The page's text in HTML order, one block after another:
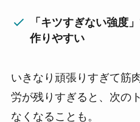
「キツすぎない強度
作りやすい
いきなり頑張りすぎて筋
労が残りすぎると、次の
なくなることも。